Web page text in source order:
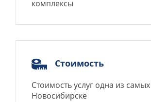
комплексы
Стоимость
Стоимость услуг одна из
Новосибирске